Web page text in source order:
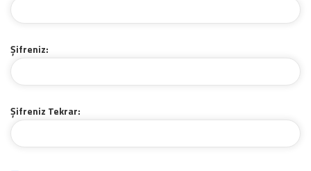
Şifreniz:
Şifreniz Tekrar: